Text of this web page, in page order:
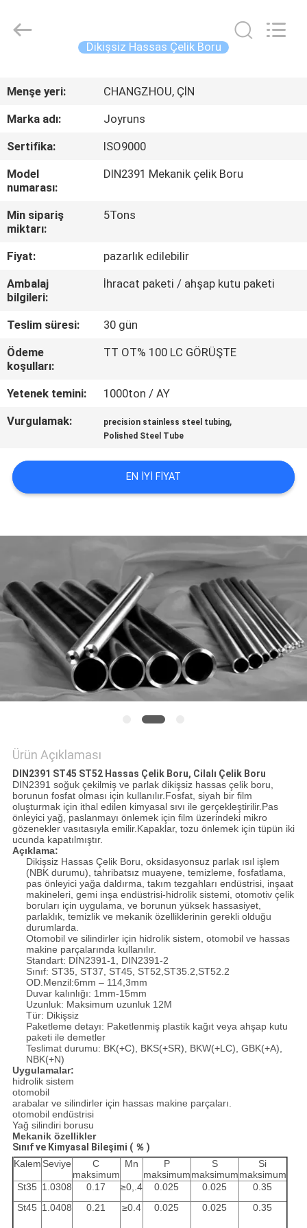
ÜRÜNLER
FABRIKA
TURU
KONTROL
ULAŞIN
TEKLIF
SITE
POLITIKASI
Tube
Dikişsiz Hassas Çelik Boru
Menşe yeri:
CHANGZHOU, ÇİN
Marka adı:
Joyruns
Sertifika:
ISO9000
Model
numarası:
DIN2391 Mekanik çelik Boru
Min sipariş
miktarı:
5Tons
Fiyat:
pazarlık edilebilir
Ambalaj
bilgileri:
İhracat paketi / ahşap kutu paketi
Teslim süresi:
30 gün
Ödeme
koşulları:
TT OT% 100 LC GÖRÜŞTE
Yetenek temini:
1000ton / AY
Vurgulamak:
precision stainless steel tubing,
Polished Steel Tube
EN IYI FIYAT
Ürün Açıklaması
DIN2391 ST45 ST52 Hassas Çelik Boru, Cilalı Çelik Boru
DIN2391 soğuk çekilmiş ve parlak dikişsiz hassas çelik boru,
borunun fosfat olması için kullanılır.Fosfat, siyah bir film
oluşturmak için ithal edilen kimyasal sıvı ile gerçekleştirilir.Pas
önleyici yağ, paslanmayı önlemek için film üzerindeki mikro
gözenekler vasıtasıyla emilir.Kapaklar, tozu önlemek için tüpün iki
ucunda kapatılmıştır.
Açıklama:
Dikişsiz Hassas Çelik Boru, oksidasyonsuz parlak ısıl işlem
(NBK durumu), tahribatsız muayene, temizleme, fosfatlama,
pas önleyici yağa daldırma, takım tezgahları endüstrisi, inşaat
makineleri, gemi inşa endüstrisi-hidrolik sistemi, otomotiv çelik
boruları için uygulama, ve borunun yüksek hassasiyet,
parlaklık, temizlik ve mekanik özelliklerinin gerekli olduğu
durumlarda.
Otomobil ve silindirler için hidrolik sistem, otomobil ve hassas
makine parçalarında kullanılır.
Standart: DIN2391-1, DIN2391-2
Sınıf: ST35, ST37, ST45, ST52,ST35.2,ST52.2
OD.Menzil:6mm – 114,3mm
Duvar kalınlığı: 1mm-15mm
Uzunluk: Maksimum uzunluk 12M
Tür: Dikişsiz
Paketleme detayı: Paketlenmiş plastik kağıt veya ahşap kutu
paketi ile demetler
Teslimat durumu: BK(+C), BKS(+SR), BKW(+LC), GBK(+A),
NBK(+N)
Uygulamalar:
hidrolik sistem
otomobil
arabalar ve silindirler için hassas makine parçaları.
otomobil endüstrisi
Yağ silindiri borusu
Mekanik özellikler
Sınıf ve Kimyasal Bileşimi ( ％ )
Kalem Seviye
C
maksimum
Mn
P
maksimum
S
maksimum
Si
maksimum
St35 1.0308 0.17 ≥0,.4 0.025 0.025
0.35
St45 1.0408 0.21 ≥0.4 0.025 0.025 0.35